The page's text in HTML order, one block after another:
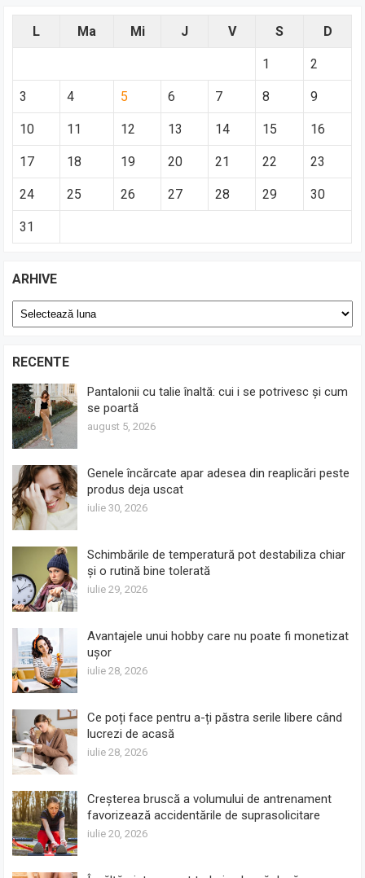
L Ma Mi J V S D
1 2
3 4 5 6 7 8 9
10 11 12 13 14 15 16
17 18 19 20 21 22 23
24 25 26 27 28 29 30
31
ARHIVE
Arhive
RECENTE
Pantalonii cu talie înaltă: cui i se potrivesc și cum
se poartă
august 5, 2026
Genele încărcate apar adesea din reaplicări peste
produs deja uscat
iulie 30, 2026
Schimbările de temperatură pot destabiliza chiar
și o rutină bine tolerată
iulie 29, 2026
Avantajele unui hobby care nu poate fi monetizat
ușor
iulie 28, 2026
Ce poți face pentru a-ți păstra serile libere când
lucrezi de acasă
iulie 28, 2026
Creșterea bruscă a volumului de antrenament
favorizează accidentările de suprasolicitare
iulie 20, 2026